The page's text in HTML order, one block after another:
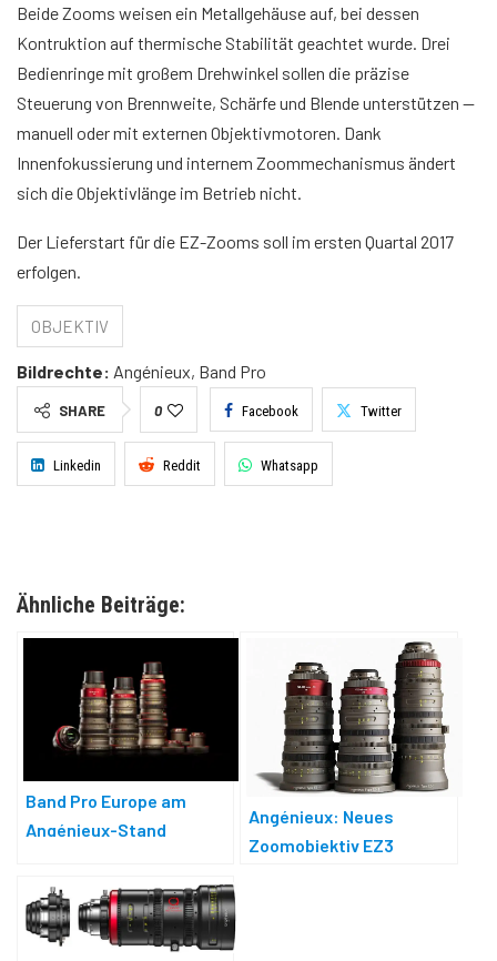
Beide Zooms weisen ein Metallgehäuse auf, bei dessen
Kontruktion auf thermische Stabilität geachtet wurde. Drei
Bedienringe mit großem Drehwinkel sollen die präzise
Steuerung von Brennweite, Schärfe und Blende unterstützen —
manuell oder mit externen Objektivmotoren. Dank
Innenfokussierung und internem Zoommechanismus ändert
sich die Objektivlänge im Betrieb nicht.
Der Lieferstart für die EZ-Zooms soll im ersten Quartal 2017
erfolgen.
OBJEKTIV
Bildrechte: Angénieux, Band Pro
SHARE 0 Facebook Twitter
Linkedin Reddit Whatsapp
Ähnliche Beiträge:
Band Pro Europe am
Angénieux-Stand
Angénieux: Neues
Zoomobjektiv EZ3